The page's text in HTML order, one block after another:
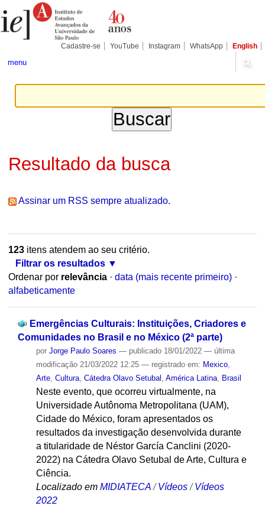
para
conteúdo.
Pessoais
Cadastre-se YouTube Instagram WhatsApp English
menu
Resultado da busca
Assinar um RSS sempre atualizado.
123itens atendem ao seu critério.
Filtrar os resultados
Ordenar por relevância · data (mais recente primeiro) ·
alfabeticamente
Emergências Culturais: Instituições, Criadores e
Comunidades no Brasil e no México (2ª parte)
por Jorge Paulo Soares — publicado18/01/2022 — última
modificação21/03/2022 12:25 — registrado em: Mexico,
Arte, Cultura, Cátedra Olavo Setubal América Latina, Brasil
Neste evento, que ocorreu virtualmente, na
Universidade Autônoma Metropolitana (UAM),
Cidade do México, foram apresentados os
resultados da investigação desenvolvida durante
a titularidade de Néstor García Canclini (2020-
2022) na Cátedra Olavo Setubal de Arte, Cultura e
Ciência.
Localizado em MIDIATECA /Vídeos /Vídeos
2022